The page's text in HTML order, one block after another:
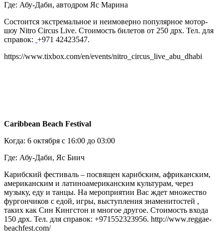
Где: Абу-Даби, автодром Яс Марина
Состоится экстремальное и неимоверно популярное мотор-
шоу Nitro Circus Live. Стоимость билетов от 250 дрх. Тел. для
справок: +971 42423547.
https://www.tixbox.com/en/events/nitro_circus_live_abu_dhabi
Caribbean Beach Festival
Когда: 6 октября с 16:00 до 03:00
Где: Абу-Даби, Яс Биич
Карибский фестиваль – посвящен карибским, африканским,
американским и латиноамериканским культурам, через
музыку, еду и танцы. На мероприятии Вас ждет множество
фургончиков с едой, игры, выступления знаменитостей ,
таких как Син Кингстон и многое другое. Стоимость входа
150 дрх. Тел. для справок: +971552323956. http://www.reggae-
beachfest.com/